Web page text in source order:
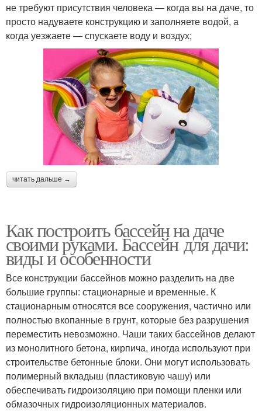
не требуют присутствия человека — когда вы на даче, то
просто надуваете конструкцию и заполняете водой, а
когда уезжаете — спускаете воду и воздух;
читать дальше →
Как построить бассейн на даче
своими руками. Бассейн для дачи:
виды и особенности
Все конструкции бассейнов можно разделить на две
большие группы: стационарные и временные. К
стационарным относятся все сооружения, частично или
полностью вкопанные в грунт, которые без разрушения
переместить невозможно. Чаши таких бассейнов делают
из монолитного бетона, кирпича, иногда используют при
строительстве бетонные блоки. Они могут использовать
полимерный вкладыш (пластиковую чашу) или
обеспечивать гидроизоляцию при помощи пленки или
обмазочных гидроизоляционных материалов.